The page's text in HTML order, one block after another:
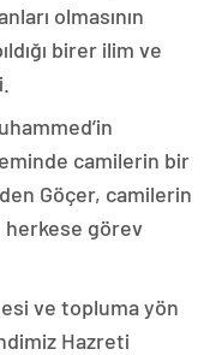
olmasının
birer ilim ve
camilerin bir
Göçer, camilerin
herkese görev
ve topluma yön
Hazreti